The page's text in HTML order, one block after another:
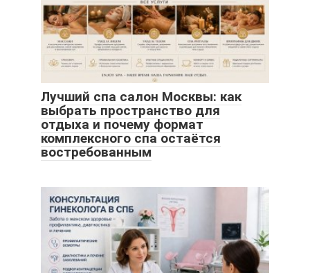
Лучший спа салон Москвы: как
выбрать пространство для
отдыха и почему формат
комплексного спа остаётся
востребованным